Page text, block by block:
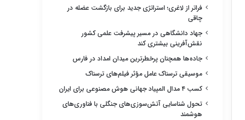
فراتر از لاغری؛ استراتژی جدید برای بازگشت عضله در
چاقی
جهاد دانشگاهی در مسیر پیشرفت علمی کشور
نقش‌آفرینی بیشتری کند
جاده‌ها همچنان پرخطرترین میدان امداد در فارس
موسیقی ترسناک عامل مؤثر فیلم‌های ترسناک
کسب ۴ مدال المپیاد جهانی هوش مصنوعی برای ایران
تحول شناسایی آتش‌سوزی‌های جنگلی با فناوری‌های
هوشمند